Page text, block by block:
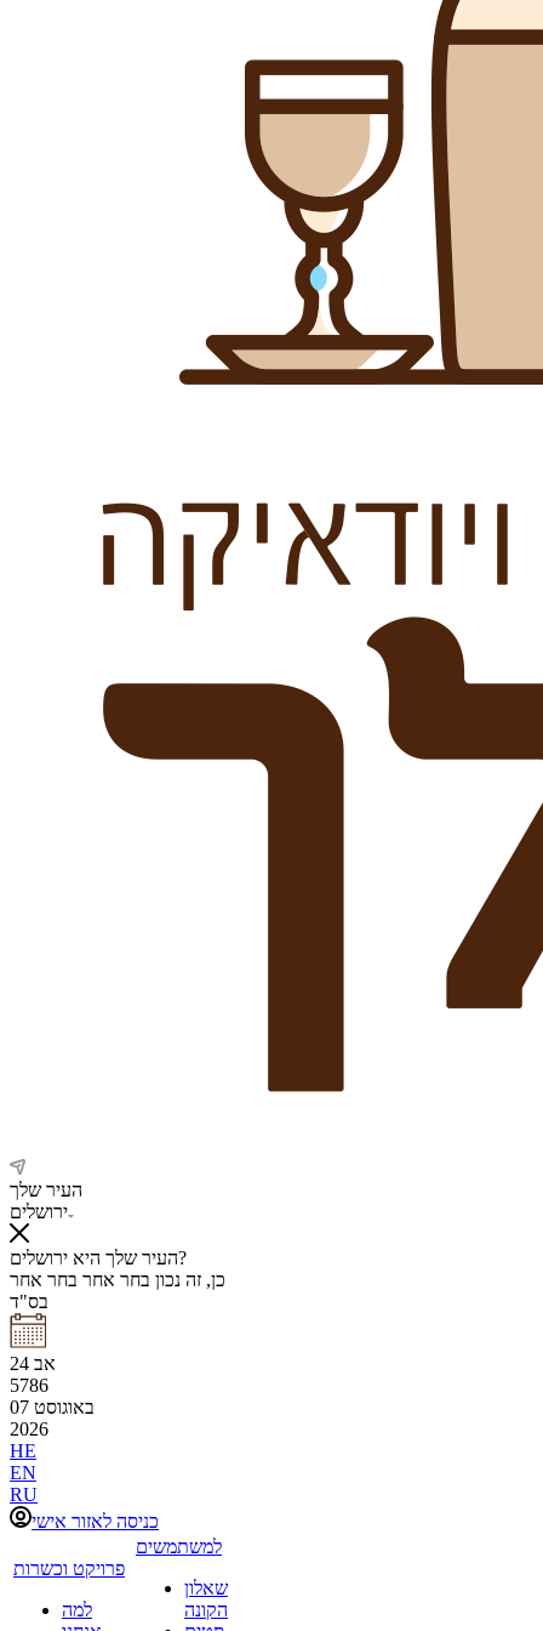
העיר שלך
ירושלים
העיר שלך היא ירושלים?
כן, זה נכון בחר אחר בחר אחר
בס"ד
24 אב
5786
07 באוגוסט
2026
HE
EN
RU
כניסה לאזור אישי
פרויקט וכשרות
למה
למשתמשים
שאלון
הקונה